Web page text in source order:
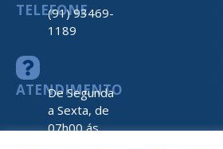
TELEFONE
(91) 93469-
1189
ATENDIMENTO
De Segunda
a Sexta, de
07h00 ás